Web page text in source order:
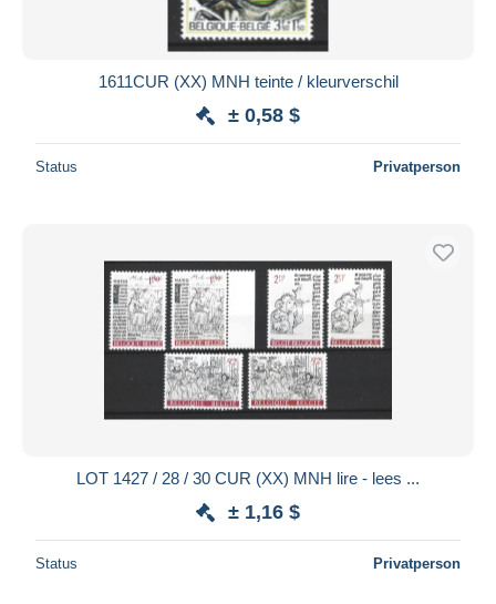
1611CUR (XX) MNH teinte / kleurverschil
± 0,58 $
Status Privatperson
LOT 1427 / 28 / 30 CUR (XX) MNH lire - lees ...
± 1,16 $
Status Privatperson